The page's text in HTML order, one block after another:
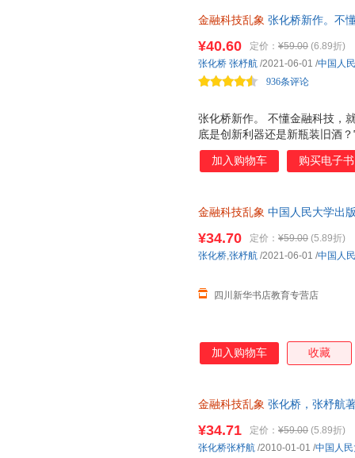
金融科技乱象 张化桥新作。不
局限、避开复杂概念纠缠，洞
张化桥新作。 不懂金融科技，
底是创新利器还是新瓶装旧酒
美互联网巨头避而远之的市场
分析师 张化桥聚焦全球金融科
¥40.60 定价： ¥59.00 (6.89折)
936条评论
张化桥 张杼航 /2021-06-01 /中国人
加入购物车 购买电子书
金融科技乱象 中国人民大学出
¥34.70 定价： ¥59.00 (5.89折)
四川新华书店教育专营店
张化桥,张杼航 /2021-06-01 /中国人
加入购物车 收藏
金融科技乱象 张化桥，张杼航
¥34.71 定价： ¥59.00 (5.89折)
张化桥张杼航 /2010-01-01 /中国人